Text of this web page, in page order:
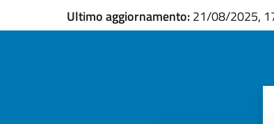
Ultimo aggiornamento:21/08/2025,